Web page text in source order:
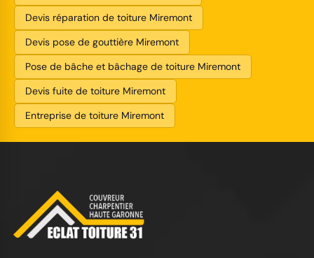
Devis réparation de toiture Miremont
Devis pose de gouttière Miremont
Pose de bâche et bâchage de toiture Miremont
Devis fuite de toiture Miremont
Entreprise de toiture Miremont